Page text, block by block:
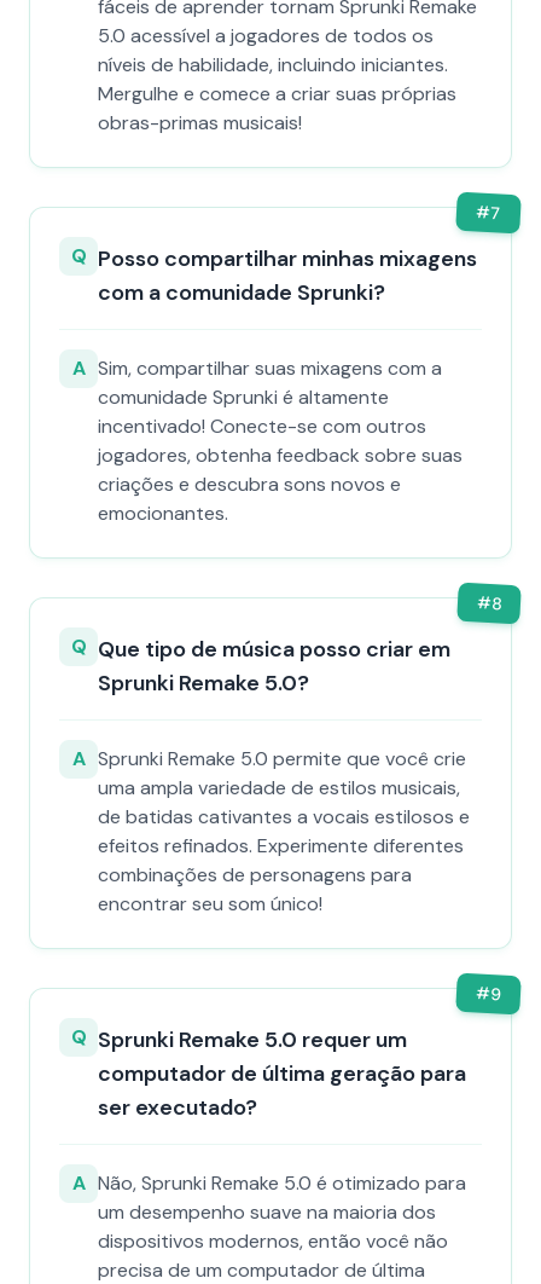
fáceis de aprender tornam Sprunki Remake
5.0 acessível a jogadores de todos os
níveis de habilidade, incluindo iniciantes.
Mergulhe e comece a criar suas próprias
obras-primas musicais!
#7
Q Posso compartilhar minhas mixagens
com a comunidade Sprunki?
A Sim, compartilhar suas mixagens com a
comunidade Sprunki é altamente
incentivado! Conecte-se com outros
jogadores, obtenha feedback sobre suas
criações e descubra sons novos e
emocionantes.
#8
Q Que tipo de música posso criar em
Sprunki Remake 5.0?
A Sprunki Remake 5.0 permite que você crie
uma ampla variedade de estilos musicais,
de batidas cativantes a vocais estilosos e
efeitos refinados. Experimente diferentes
combinações de personagens para
encontrar seu som único!
#9
Q Sprunki Remake 5.0 requer um
computador de última geração para
ser executado?
A Não, Sprunki Remake 5.0 é otimizado para
um desempenho suave na maioria dos
dispositivos modernos, então você não
precisa de um computador de última